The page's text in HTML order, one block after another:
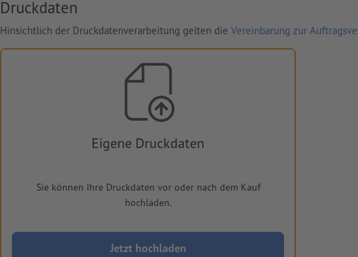
Druckdaten
Hinsichtlich der Druckdatenverarbeitung gelten die Vereinbarung zur
Eigene Druckdaten
Sie können Ihre Druckdaten vor oder nach dem Kauf
hochladen.
Jetzt hochladen